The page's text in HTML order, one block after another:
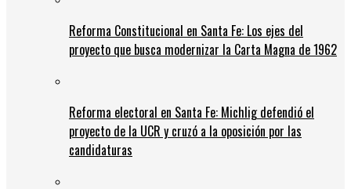
Reforma Constitucional en Santa Fe: Los ejes del
proyecto que busca modernizar la Carta Magna de 1962
Reforma electoral en Santa Fe: Michlig defendió el
proyecto de la UCR y cruzó a la oposición por las
candidaturas